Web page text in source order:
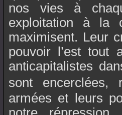
nos vies à
exploitation à la
maximisent. Leur
pouvoir l’est tout
anticapitalistes
sont
armées et leurs